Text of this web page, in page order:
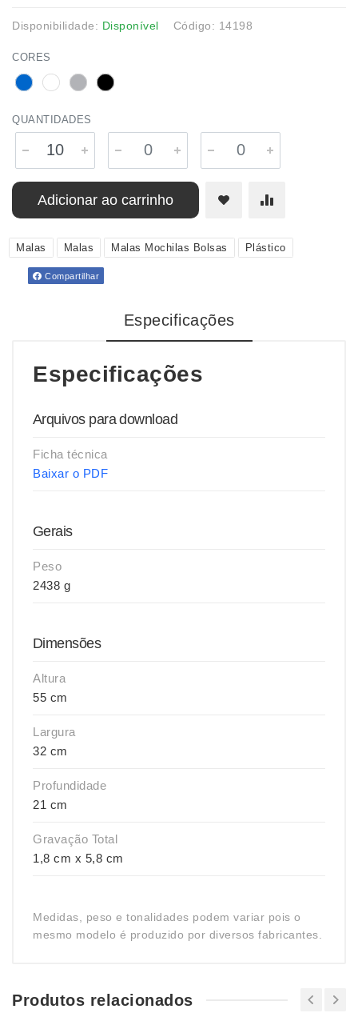
Disponibilidade: Disponível Código: 14198
CORES
QUANTIDADES
Adicionar ao carrinho
Malas Malas Malas Mochilas Bolsas Plástico
Compartilhar
Especificações
Especificações
Arquivos para download
Ficha técnica
Baixar o PDF
Gerais
Peso
2438 g
Dimensões
Altura
55 cm
Largura
32 cm
Profundidade
21 cm
Gravação Total
1,8 cm x 5,8 cm
Medidas, peso e tonalidades podem variar pois o
mesmo modelo é produzido por diversos fabricantes.
Produtos relacionados